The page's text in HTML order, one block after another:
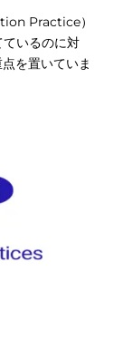
Practice）
いるのに対
を置いていま